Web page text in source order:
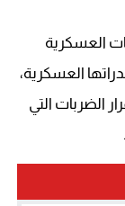
العسكرية
العسكرية،
الضربات التي